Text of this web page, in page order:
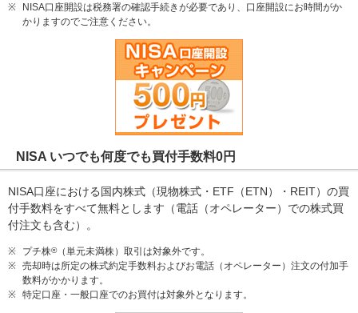
※
NISA口座開設は税務署の確認手続きが必要であり、口座開設にお時間がか
かりますのでご注意ください。
NISA いつでも何度でも買付手数料0円
NISA口座における国内株式（現物株式・ETF（ETN）・REIT）の買
付手数料をすべて無料とします（電話（オペレーター）での株式買
付注文も含む）。
※ プチ株®（単元未満株）取引は対象外です。
※ 売却時は所定の株式約定手数料およびお電話（オペレーター）注文の付加手
数料がかかります。
※ 特定口座・一般口座でのお買付は対象外となります。